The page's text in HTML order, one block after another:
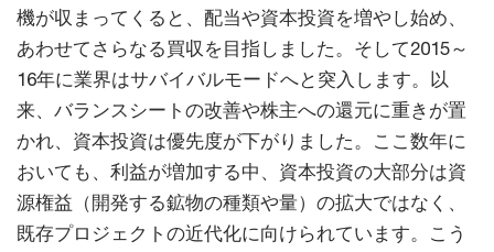
機が収まってくると、配当や資本投資を増やし始め、
あわせてさらなる買収を目指しました。そして2015～
16年に業界はサバイバルモードへと突入します。以
来、バランスシートの改善や株主への還元に重きが置
かれ、資本投資は優先度が下がりました。ここ数年に
おいても、利益が増加する中、資本投資の大部分は資
源権益（開発する鉱物の種類や量）の拡大ではなく、
既存プロジェクトの近代化に向けられています。こう